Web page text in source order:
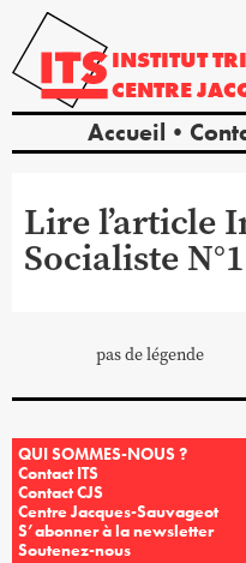
INSTITUT
CENTRE
Accueil
Lire l’article
Socialiste
pas de légende
QUI SOMMES-NOUS ?
Contact ITS
Contact CJS
Centre Jacques-Sauvageot
S’abonner à la newsletter
Soutenez-nous